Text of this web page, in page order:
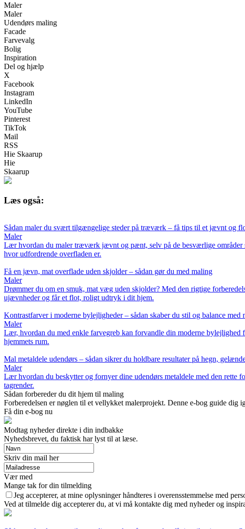
Maler
Maler
Udendørs maling
Facade
Farvevalg
Bolig
Inspiration
Del og hjælp
X
Facebook
Instagram
LinkedIn
YouTube
Pinterest
TikTok
Mail
RSS
Hie Skaarup
Hie
Skaarup
Læs også:
Sådan maler du svært tilgængelige steder på træværk – få tips til et jævnt og
Maler
Lær hvordan du maler træværk jævnt og pænt, selv på de besværlige områder
hvor udfordrende overfladen er.
Få en jævn, mat overflade uden skjolder – sådan gør du med maling
Maler
Drømmer du om en smuk, mat væg uden skjolder? Med den rigtige
ujævnheder og får et flot, roligt udtryk i dit hjem.
Kontrastfarver i moderne bylejligheder – sådan skaber du stil og balance med
Maler
Lær, hvordan du med enkle farvegreb kan forvandle din moderne
hjemmets rum.
Mal metaldele udendørs – sådan sikrer du holdbare resultater på hegn,
Maler
Lær hvordan du beskytter og fornyer dine udendørs metaldele med den rette
tagrender.
Sådan forbereder du dit hjem til maling
Forberedelsen er nøglen til et vellykket malerprojekt. Denne e-bog guide dig
Få din e-bog nu
Modtag nyheder direkte i din indbakke
Nyhedsbrevet, du faktisk har lyst til at læse.
Skriv din mail her
Vær med
Mange tak for din tilmelding
Jeg accepterer, at mine oplysninger håndteres i overensstemmelse med
Ved at tilmelde dig accepterer du, at vi må kontakte dig med nyheder og